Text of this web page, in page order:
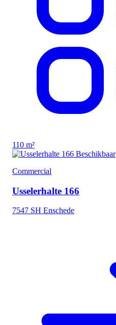
110 m²
Beschikbaar
Commercial
Usselerhalte 166
7547 SH Enschede